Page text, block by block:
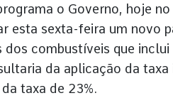
o Governo, hoje
esta sexta-feira um novo
combustíveis que
da aplicação da
taxa de 23%.